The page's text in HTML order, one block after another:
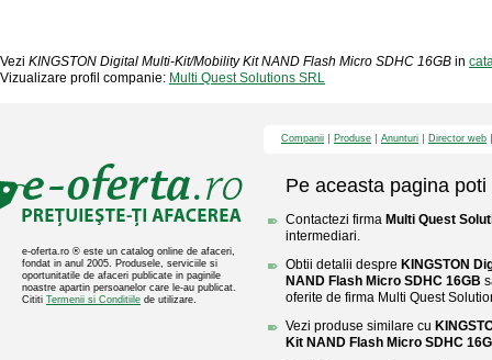
Vezi KINGSTON Digital Multi-Kit/Mobility Kit NAND Flash Micro SDHC 16GB in
Vizualizare profil companie: Multi Quest Solutions SRL
e-oferta.ro ® este un catalog online de afaceri,
fondat in anul 2005. Produsele, serviciile si
oportunitatile de afaceri publicate in paginile
noastre apartin persoanelor care le-au publicat.
Cititi Termenii si Conditiile de utilizare.
Companii Produse Anunturi Director web
Pe aceasta pagina poti
Contactezi firma Multi Quest
intermediari.
Obtii detalii despre KINGSTON
NAND Flash Micro SDHC 16GB
oferite de firma Multi Quest
Vezi produse similare cu
Kit NAND Flash Micro SDHC